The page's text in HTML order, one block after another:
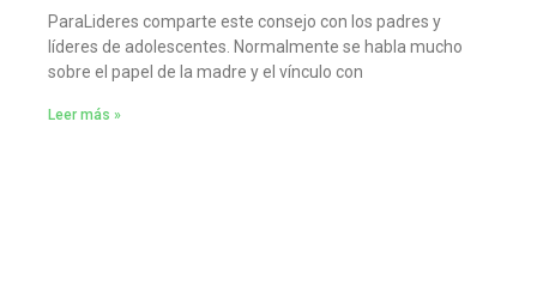
ParaLideres comparte este consejo con los padres y
líderes de adolescentes. Normalmente se habla mucho
sobre el papel de la madre y el vínculo con
Leer más »